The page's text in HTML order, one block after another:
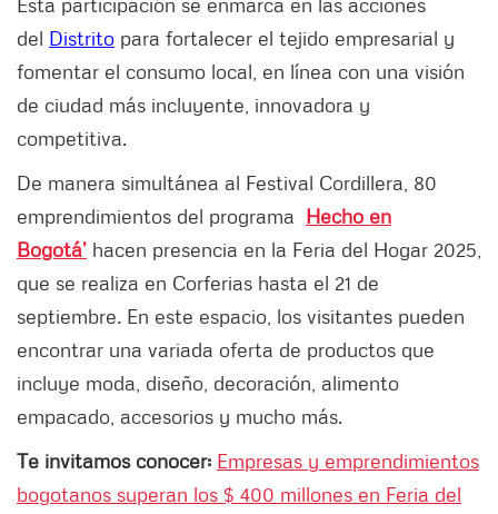
del Distrito para fortalecer el tejido empresarial y
fomentar el consumo local, en línea con una visión
de ciudad más incluyente, innovadora y
competitiva.
De manera simultánea al Festival Cordillera, 80
emprendimientos del programa Hecho en
Bogotá’ hacen presencia en la Feria del Hogar 2025,
que se realiza en Corferias hasta el 21 de
septiembre. En este espacio, los visitantes pueden
encontrar una variada oferta de productos que
incluye moda, diseño, decoración, alimento
empacado, accesorios y mucho más.
Te invitamos conocer: Empresas y emprendimientos
bogotanos superan los $ 400 millones en Feria del